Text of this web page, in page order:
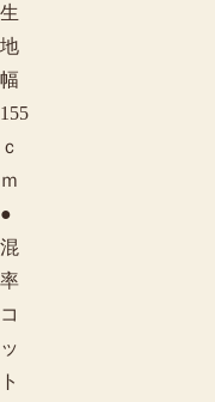
生
地
幅
155
ｃ
ｍ
●
混
率
コ
ッ
ト